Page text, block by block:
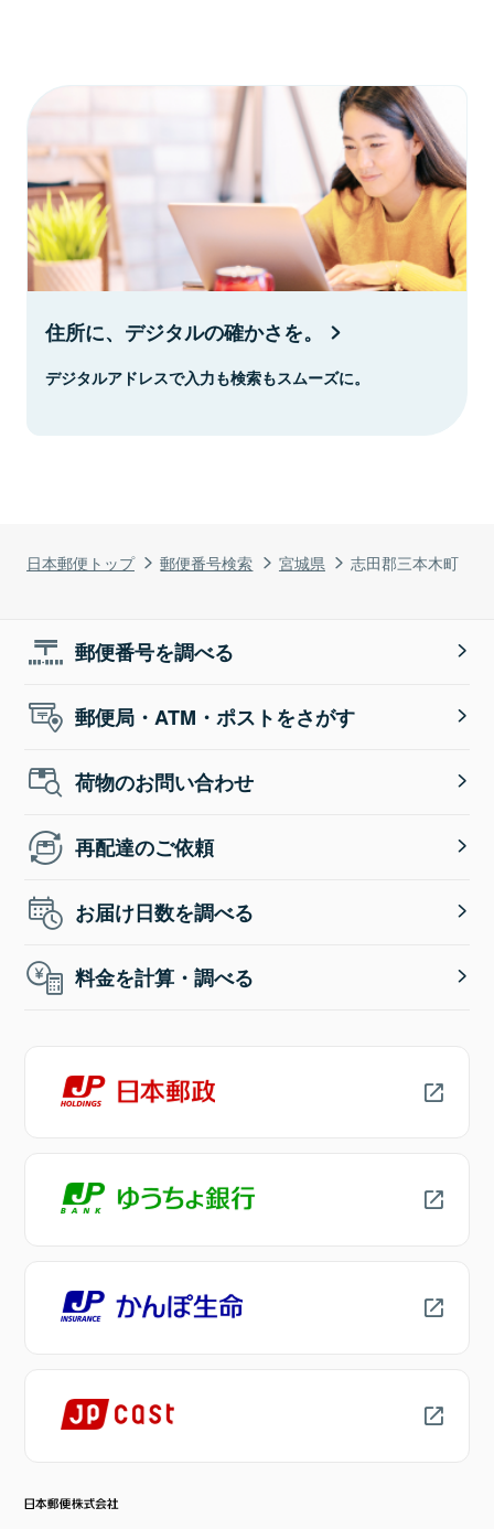
日本郵便トップ 郵便番号検索 宮城県 志田郡三本木町
住所に、デジタルの確かさを。
デジタルアドレスで入力も検索もスムーズに。
郵便番号を調べる
郵便局・ATM・ポストをさがす
荷物のお問い合わせ
再配達のご依頼
お届け日数を調べる
料金を計算・調べる